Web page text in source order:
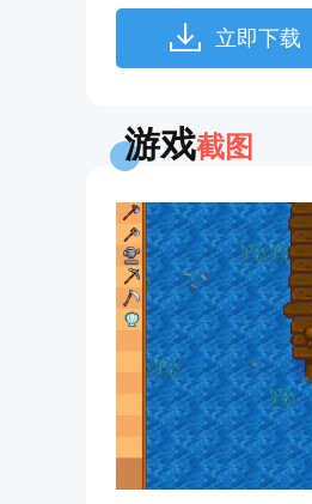
立即下载
游戏截图